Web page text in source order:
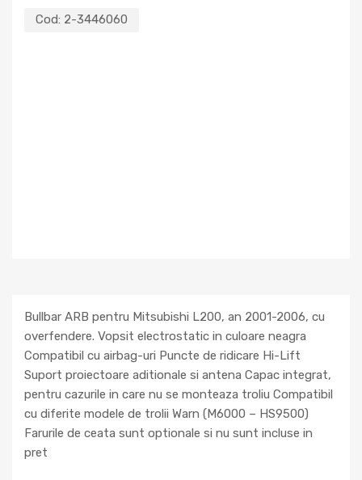
Cod: 2-3446060
Bullbar ARB pentru Mitsubishi L200, an 2001-2006, cu
overfendere. Vopsit electrostatic in culoare neagra
Compatibil cu airbag-uri Puncte de ridicare Hi-Lift
Suport proiectoare aditionale si antena Capac integrat,
pentru cazurile in care nu se monteaza troliu Compatibil
cu diferite modele de trolii Warn (M6000 – HS9500)
Farurile de ceata sunt optionale si nu sunt incluse in
pret